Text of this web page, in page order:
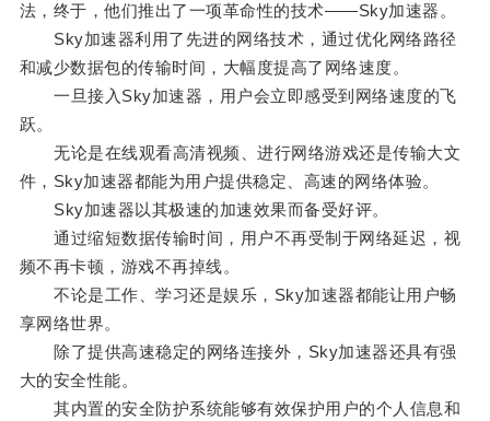
法，终于，他们推出了一项革命性的技术——Sky加速器。
Sky加速器利用了先进的网络技术，通过优化网络路径
和减少数据包的传输时间，大幅度提高了网络速度。
一旦接入Sky加速器，用户会立即感受到网络速度的飞
跃。
无论是在线观看高清视频、进行网络游戏还是传输大文
件，Sky加速器都能为用户提供稳定、高速的网络体验。
Sky加速器以其极速的加速效果而备受好评。
通过缩短数据传输时间，用户不再受制于网络延迟，视
频不再卡顿，游戏不再掉线。
不论是工作、学习还是娱乐，Sky加速器都能让用户畅
享网络世界。
除了提供高速稳定的网络连接外，Sky加速器还具有强
大的安全性能。
其内置的安全防护系统能够有效保护用户的个人信息和